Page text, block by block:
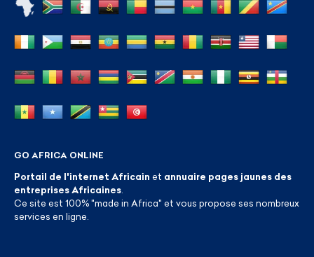
GO AFRICA ONLINE
Portail de l'internet Africain et annuaire pages jaunes des
entreprises Africaines
Ce site est 100% "made in Africa" et vous propose ses nombreux
services en ligne.